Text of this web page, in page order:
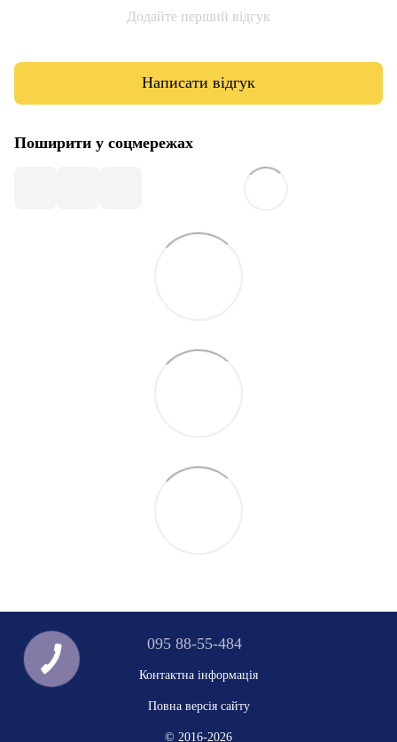
Додайте перший відгук
Написати відгук
Поширити у соцмережах
095 88-55-484
Контактна інформація
Повна версія сайту
© 2016-2026